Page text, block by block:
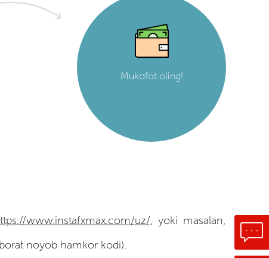
Mukofot oling!
www.instafxmax.com/uz/, yoki masalan,
noyob hamkor kodi).